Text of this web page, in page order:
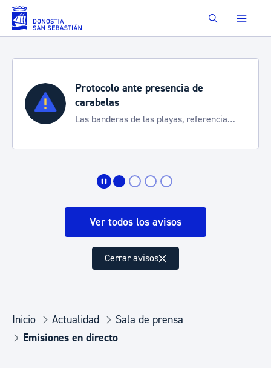
Saltar al contenido principal Buscar
Protocolo ante presencia de
carabelas
Las banderas de las playas, referencia
Ver todos los avisos
Cerrar avisos
Inicio Actualidad
Sala de prensa
Emisiones en directo